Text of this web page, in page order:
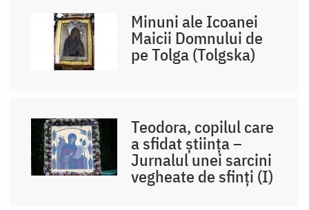
Minuni ale Icoanei
Maicii Domnului de
pe Tolga (Tolgska)
Teodora, copilul care
a sfidat știința –
Jurnalul unei sarcini
vegheate de sfinți (I)